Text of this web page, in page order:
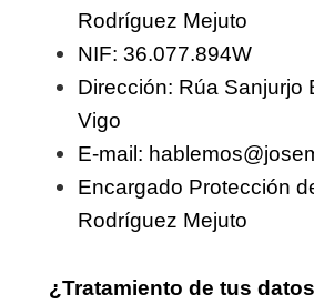
formación.
Rodríguez Mejuto
NIF: 36.077.894W
Dirección: Rúa Sanjurjo
Vigo
E-mail:
Encargado Protección
Rodríguez Mejuto
¿Tratamiento de tus